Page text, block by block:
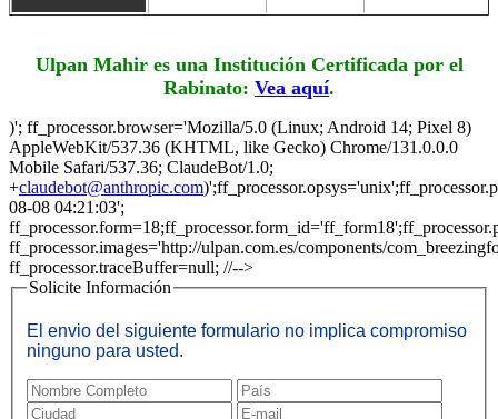
Ulpan Mahir es una Institución Certificada por el
Rabinato: Vea aquí.
)'; ff_processor.browser='Mozilla/5.0 (Linux; Android 14; Pixel 8)
AppleWebKit/537.36 (KHTML, like Gecko) Chrome/131.0.0.0
Mobile Safari/537.36; ClaudeBot/1.0;
+claudebot@anthropic.com
08-08 04:21:03';
ff_processor.images='http://ulpan.com.es/components/
ff_processor.traceBuffer=null; //-->
Solicite Información
El envio del siguiente formulario no implica compromiso
ninguno para usted.